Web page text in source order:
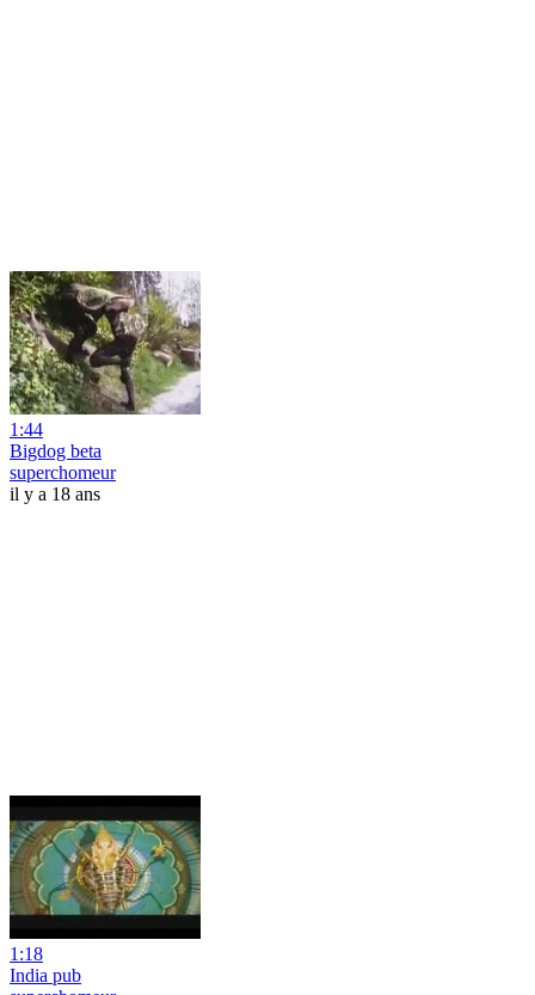
1:44
Bigdog beta
superchomeur
il y a 18 ans
1:18
India pub